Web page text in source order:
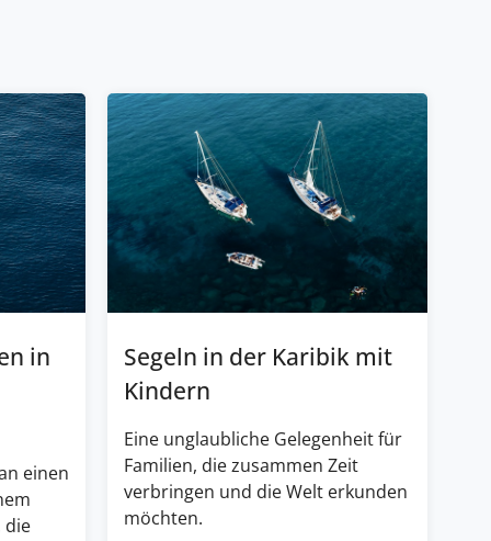
in
einen
die
Segeln in der Karibik mit
Kindern
Eine unglaubliche Gelegenheit für
Familien, die zusammen Zeit
verbringen und die Welt erkunden
möchten.